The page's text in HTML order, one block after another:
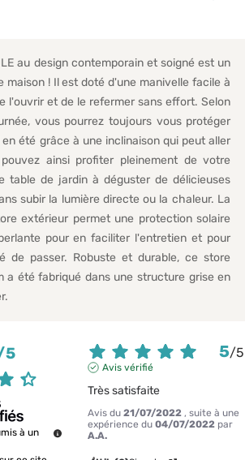
au design contemporain et soigné est un
maison ! Il est doté d'une manivelle facile à
l'ouvrir et de le refermer sans effort. Selon
vous pourrez toujours vous protéger
été grâce à une inclinaison qui peut aller
ainsi profiter pleinement de votre
table de jardin à déguster de délicieuses
subir la lumière directe ou la chaleur. La
extérieur permet une protection solaire
pour en faciliter l'entretien et pour
de passer. Robuste et durable, ce store
a été fabriqué dans une structure grise en
5
à un
5/5
Avis vérifié
Très satisfaite
Avis du21/07/2022 , suite à une
expérience du04/07/2022 par
A.A.